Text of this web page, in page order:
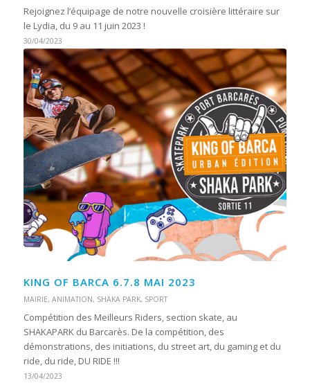
Rejoignez l’équipage de notre nouvelle croisière littéraire sur
le Lydia, du 9 au 11 juin 2023 !
30/04/2023
KING OF BARCA 6.7.8 MAI 2023
MAIRIE, ANIMATION, SHAKA PARK, SPORT
Compétition des Meilleurs Riders, section skate, au
SHAKAPARK du Barcarès. De la compétition, des
démonstrations, des initiations, du street art, du gaming et du
ride, du ride, DU RIDE !!!
13/04/2023